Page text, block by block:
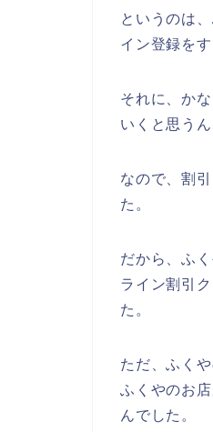
というのは
イン登録を
それに、か
いくと思う
なので、割
た。
だから、ふ
ライン割引
た。
ただ、ふく
ふくやのお
んでした。